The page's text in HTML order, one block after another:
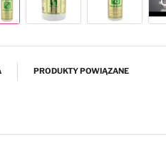
PRODUKTY POWIĄZANE